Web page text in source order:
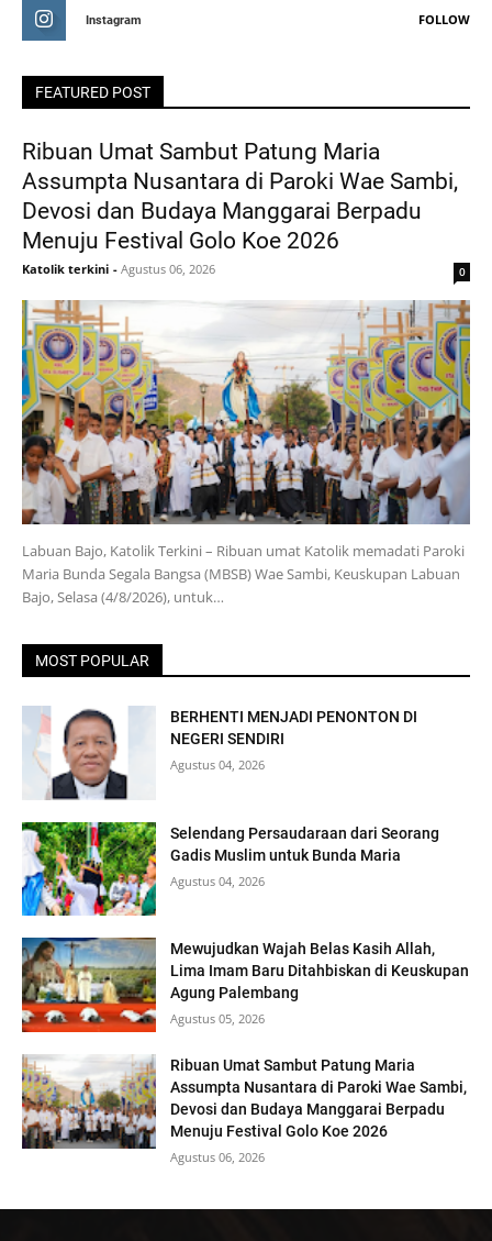
Instagram FOLLOW
FEATURED POST
Ribuan Umat Sambut Patung Maria
Assumpta Nusantara di Paroki Wae Sambi,
Devosi dan Budaya Manggarai Berpadu
Menuju Festival Golo Koe 2026
Katolik terkini - Agustus 06, 2026 0
Labuan Bajo, Katolik Terkini – Ribuan umat Katolik memadati Paroki
Maria Bunda Segala Bangsa (MBSB) Wae Sambi, Keuskupan Labuan
Bajo, Selasa (4/8/2026), untuk…
MOST POPULAR
BERHENTI MENJADI PENONTON DI
NEGERI SENDIRI
Agustus 04, 2026
Selendang Persaudaraan dari Seorang
Gadis Muslim untuk Bunda Maria
Agustus 04, 2026
Mewujudkan Wajah Belas Kasih Allah,
Lima Imam Baru Ditahbiskan di Keuskupan
Agung Palembang
Agustus 05, 2026
Ribuan Umat Sambut Patung Maria
Assumpta Nusantara di Paroki Wae Sambi,
Devosi dan Budaya Manggarai Berpadu
Menuju Festival Golo Koe 2026
Agustus 06, 2026